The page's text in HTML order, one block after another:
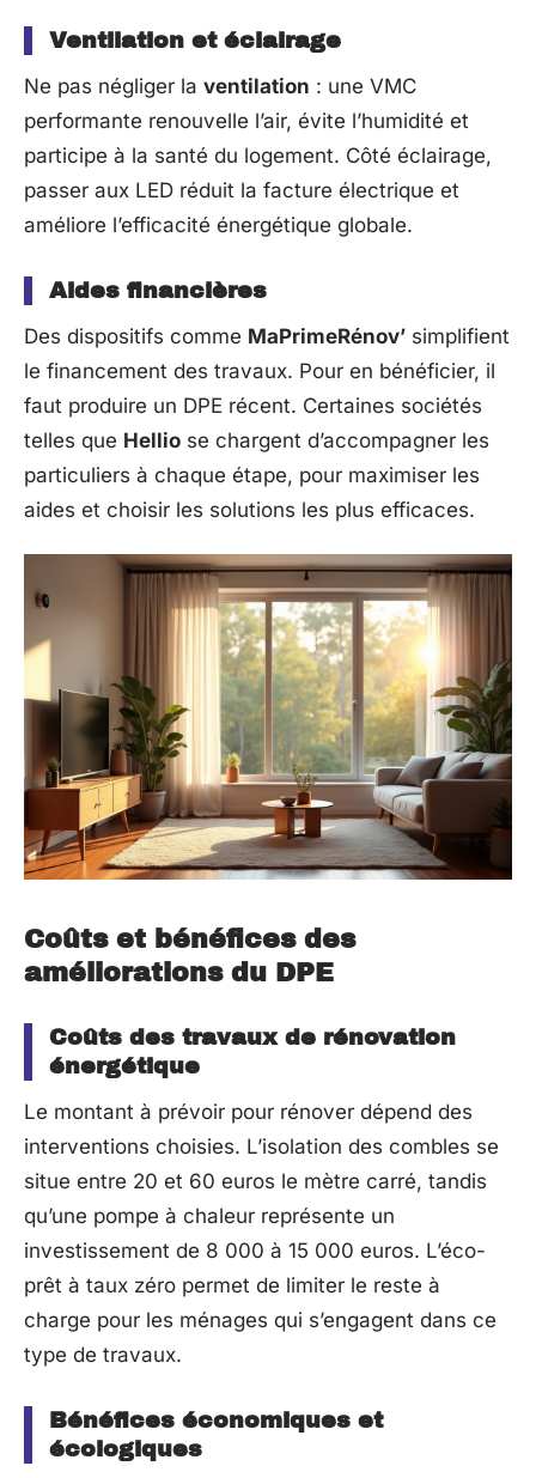
Ventilation et éclairage
Ne pas négliger la ventilation : une VMC
performante renouvelle l’air, évite l’humidité et
participe à la santé du logement. Côté éclairage,
passer aux LED réduit la facture électrique et
améliore l’efficacité énergétique globale.
Aides financières
Des dispositifs comme MaPrimeRénov’ simplifient
le financement des travaux. Pour en bénéficier, il
faut produire un DPE récent. Certaines sociétés
telles que Hellio se chargent d’accompagner les
particuliers à chaque étape, pour maximiser les
aides et choisir les solutions les plus efficaces.
Coûts et bénéfices des
améliorations du DPE
Coûts des travaux de rénovation
énergétique
Le montant à prévoir pour rénover dépend des
interventions choisies. L’isolation des combles se
situe entre 20 et 60 euros le mètre carré, tandis
qu’une pompe à chaleur représente un
investissement de 8 000 à 15 000 euros. L’éco-
prêt à taux zéro permet de limiter le reste à
charge pour les ménages qui s’engagent dans ce
type de travaux.
Bénéfices économiques et
écologiques